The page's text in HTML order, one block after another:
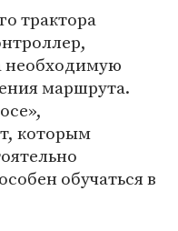
трактора
необходимую
маршрута.
которым
обучаться в